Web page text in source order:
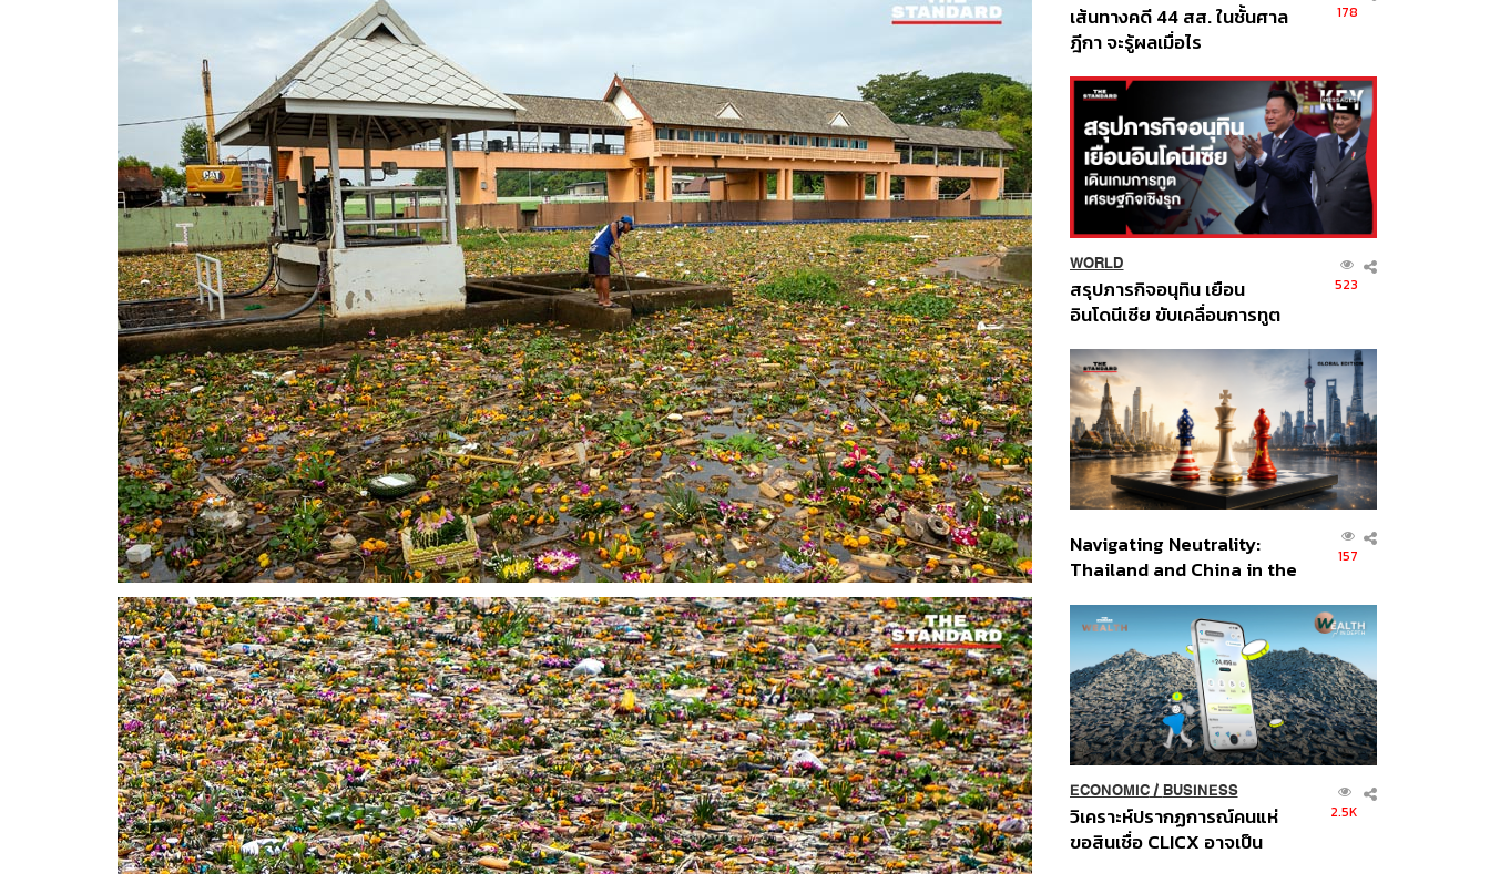
เส้นทางคดี 44 สส. ในชั้นศาล
ฎีกา จะรู้ผลเมื่อไร
178
WORLD
สรุปภารกิจอนุทิน เยือน
อินโดนีเซีย ขับเคลื่อนการทูต
ส่วนยุทธศาสตร์ไทย –
อินโดนีเซีย
523
Navigating Neutrality:
Thailand and China in the
Order
157
ECONOMIC/ BUSINESS
วิเคราะห์ปรากฏการณ์คนแห่
ขอสินเชื่อ CLICX อาจเป็น
2.5K